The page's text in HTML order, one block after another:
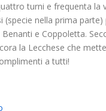
turni e frequenta la
nella prima
e Coppoletta.
la Lecchese che
a tutti!